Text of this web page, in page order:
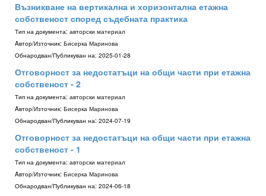
Възникване на вертикална и хоризонтална етажна
собственост според съдебната практика
Тип на документа: авторски материал
Aвтор/Източник: Бисерка Маринова
Обнародван/Публикуван на: 2025-01-28
Отговорност за недостатъци на общи части при етажна
собственост - 2
Тип на документа: авторски материал
Aвтор/Източник: Бисерка Маринова
Обнародван/Публикуван на: 2024-07-19
Отговорност за недостатъци на общи части при етажна
собственост - 1
Тип на документа: авторски материал
Aвтор/Източник: Бисерка Маринова
Обнародван/Публикуван на: 2024-06-18